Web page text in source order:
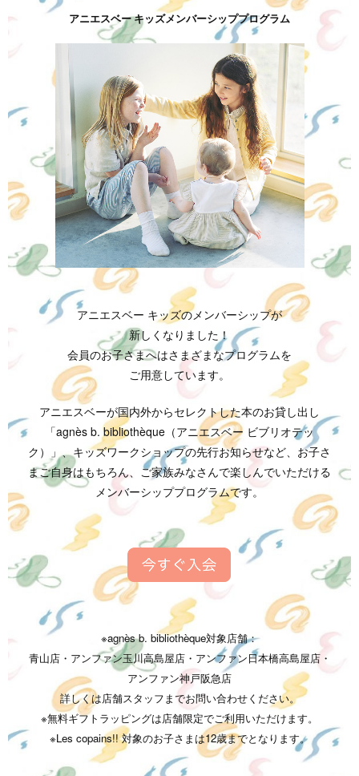
アニエスベー キッズメンバーシッププログラム
アニエスベー キッズのメンバーシップが
新しくなりました！
会員のお子さまへはさまざまなプログラムを
ご用意しています。
アニエスベーが国内外からセレクトした本のお貸し出し
「agnès b. bibliothèque（アニエスベー ビブリオテッ
ク）」、キッズワークショップの先行お知らせなど、お子さ
まご自身はもちろん、ご家族みなさんで楽しんでいただける
メンバーシッププログラムです。
※agnès b. bibliothèque対象店舗：
青山店・ アンファン玉川高島屋店・ アンファン日本橋高島屋店・
アンファン神戸阪急店
詳しくは店舗スタッフまでお問い合わせください。
※無料ギフトラッピングは店舗限定でご利用いただけます。
※Les copains!! 対象のお子さまは12歳までとなります。